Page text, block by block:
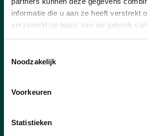
informatie die u aan ze heeft verstrekt
verzameld op basis van uw gebruik
Noodzakelijk
Voorkeuren
Statistieken
van CD&V Halle.
lees meer